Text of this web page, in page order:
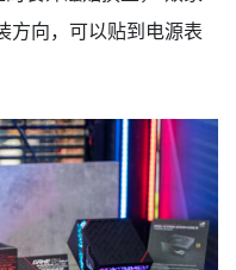
方向，可以贴到电源表